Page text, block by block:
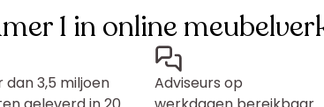
1 in online
dan 3,5 miljoen
Adviseurs op